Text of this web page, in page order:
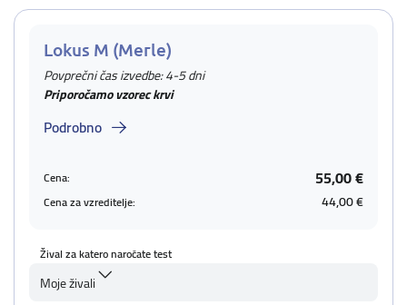
Lokus M (Merle)
Povprečni čas izvedbe: 4-5 dni
Priporočamo vzorec krvi
Podrobno
Cena: 55,00 €
Cena za vzreditelje: 44,00 €
Žival za katero naročate test
Moje živali